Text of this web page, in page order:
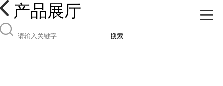
产品展厅
搜索